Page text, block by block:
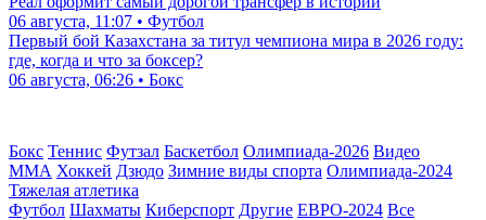
06 августа, 11:07 • Футбол
Первый бой Казахстана за титул чемпиона мира в 2026 году:
где, когда и что за боксер?
06 августа, 06:26 • Бокс
Бокс Теннис Футзал Баскетбол Олимпиада-2026 Видео
ММА Хоккей Дзюдо Зимние виды спорта Олимпиада-2024
Тяжелая атлетика
Футбол Шахматы Киберспорт Другие ЕВРО-2024 Все